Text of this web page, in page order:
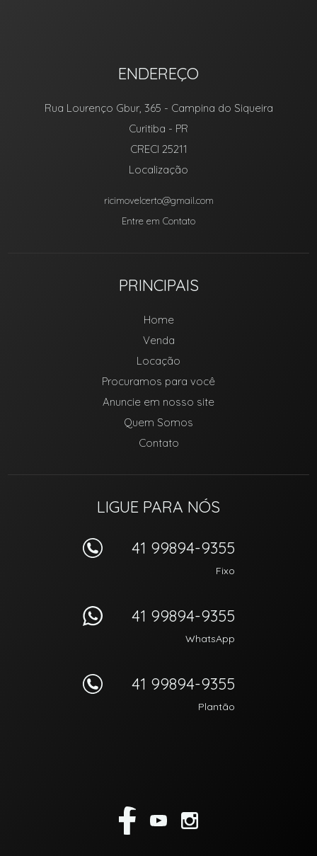
ENDEREÇO
Rua Lourenço Gbur, 365 - Campina do Siqueira
Curitiba - PR
CRECI 25211
Localização
ricimovelcerto@gmail.com
Entre em Contato
PRINCIPAIS
Home
Venda
Locação
Procuramos para você
Anuncie em nosso site
Quem Somos
Contato
LIGUE PARA NÓS
41 99894-9355
Fixo
41 99894-9355
WhatsApp
41 99894-9355
Plantão